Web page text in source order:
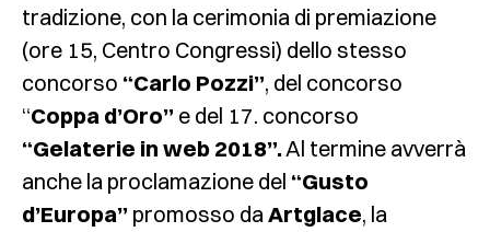
tradizione, con la cerimonia di premiazione
(ore 15, Centro Congressi) dello stesso
concorso “Carlo Pozzi”, del concorso
“Coppa d’Oro” e del 17. concorso
“Gelaterie in web 2018”.Al termine avverrà
anche la proclamazione del “Gusto
d’Europa” promosso daArtglace, la